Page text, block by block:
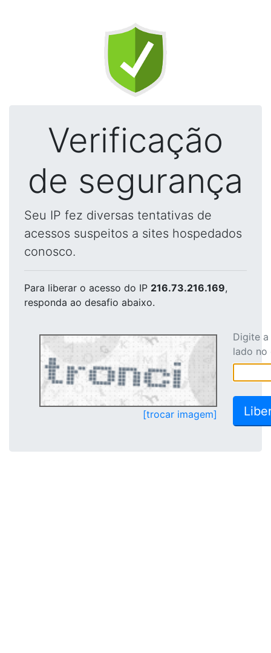
Verificação
de segurança
Seu IP fez diversas tentativas de
acessos suspeitos a sites hospedados
conosco.
Para liberar o acesso do IP 216.73.216.169,
responda ao desafio abaixo.
[trocar imagem]
Digite
lado no